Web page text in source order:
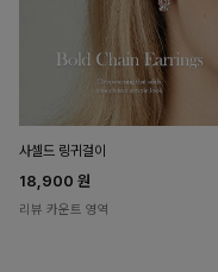
사셀드 링귀걸이
18,900 원
리뷰 카운트 영역